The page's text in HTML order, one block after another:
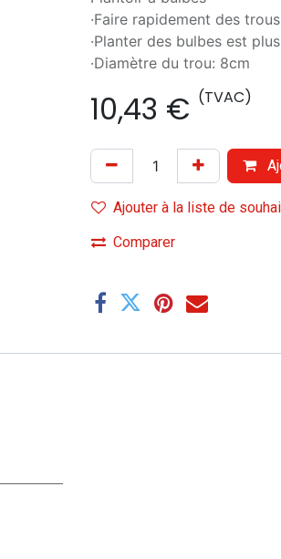
·Faire rapidement des
·Planter des bulbes est
·Diamètre du trou: 8cm
10,43 € (TVAC)
Ajouter à la liste de
Comparer